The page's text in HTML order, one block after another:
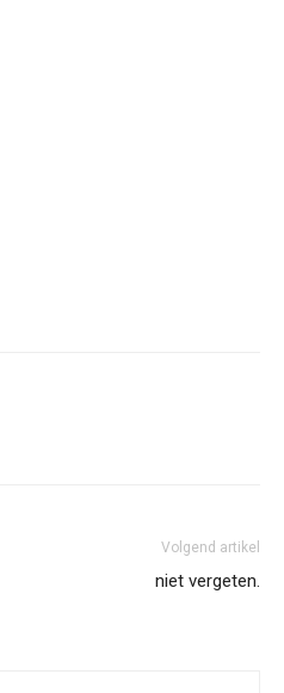
Volgend artikel
niet vergeten.